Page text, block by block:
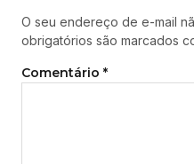
O seu endereço de e-mail
obrigatórios são marcados
Comentário *